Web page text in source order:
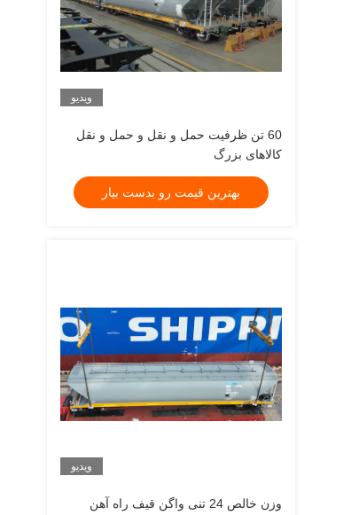
ویدیو
60 تن ظرفیت حمل و نقل و حمل و نقل
کالاهای بزرگ
بهترین قیمت رو بدست بیار
ویدیو
وزن خالص 24 تنی واگن قیف راه آهن